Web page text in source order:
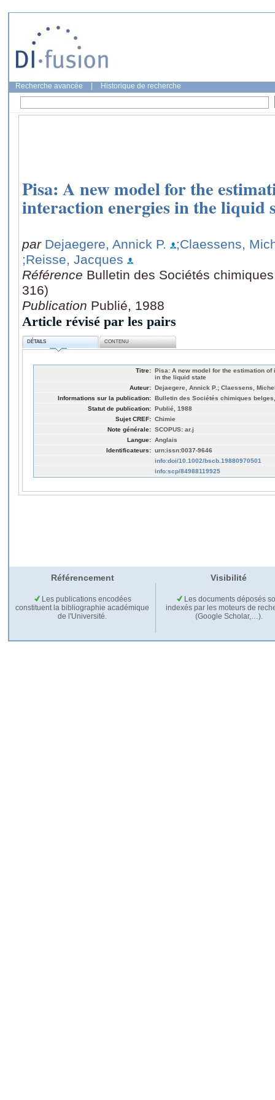
Recherche avancée Historique de recherche
Pisa: A new model for the
interaction energies in the liquid
par Dejaegere, Annick P.
;Claessens,
;Reisse, Jacques
Référence Bulletin des Sociétés
316)
Publication Publié, 1988
Article révisé par les pairs
DÉTAILS CONTENU
Titre: Pisa: A new model for the estimation
in the liquid state
Auteur: Dejaegere, Annick P.; Claessens,
Informations sur la publication: Bulletin des Sociétés chimiques
Statut de publication: Publié, 1988
Sujet CREF: Chimie
Note générale: SCOPUS: ar.j
Langue: Anglais
Identificateurs: urn:issn:0037-9646
info:doi/10.1002/bscb.19880970501
info:scp/84988119925
Référencement Visibilité
Les publications encodées
constituent la bibliographie académique
de l'Université.
Les documents déposés
indexés par les moteurs de
(Google Scholar,…).